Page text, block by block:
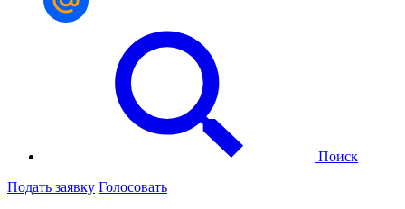
Поиск
Подать заявку Голосовать